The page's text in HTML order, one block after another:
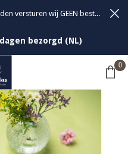
0
bezorgd (NL)
Let op! Bij temperaturen vanaf 25 graden versturen wij GEEN bestellingen om de kwaliteit van de bonbons te garanderen.